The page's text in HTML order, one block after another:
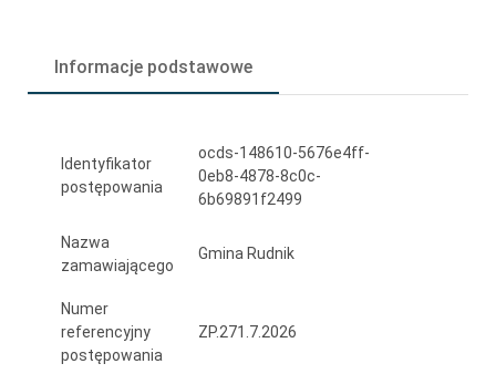
Odra
w
ul.Kręta
Lasakach
ul.Łąkowa
Informacje podstawowe
Identyfikator
postępowania
ocds-148610-5676e4ff-
0eb8-4878-8c0c-
6b69891f2499
Nazwa
zamawiającego
Gmina Rudnik
Numer
referencyjny
postępowania
ZP.271.7.2026